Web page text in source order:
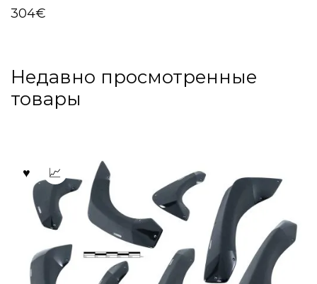
304€
Недавно просмотренные
товары